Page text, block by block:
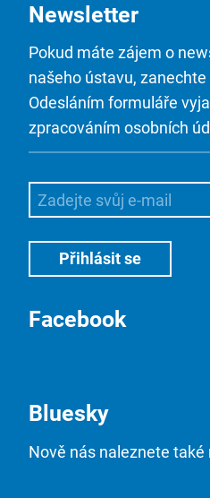
Newsletter
Pokud máte zájem o
našeho ústavu,
Odesláním formuláře
zpracováním osobních
Facebook
Bluesky
Nově nás naleznete také